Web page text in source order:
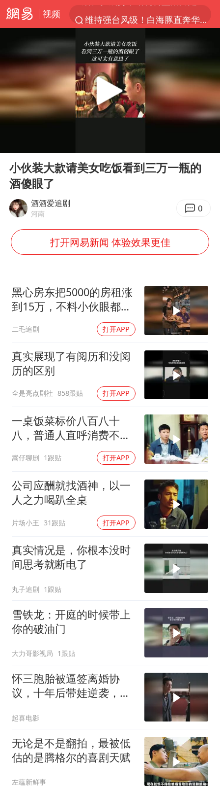
视频
陕西潼关强降雨引发土崖滑坡1人失联
陕西柞水县突发泥石流致1死2失联
“事业单位招聘不是人情买卖”
你常吃的兰州拉面要改名了
小伙靠AI减肥 45天瘦40斤进了ICU
新华社权威快报|我国编制完成新版全月地质图
中国经济展现强大韧性和活力
Play
小伙装大款请美女吃饭看到三万一瓶的
酒傻眼了
酒酒爱追剧
河南 0
打开网易新闻 体验效果更佳
黑心房东把5000的房租涨
到15万，不料小伙眼都不
二毛追剧 打开APP
真实展现了有阅历和没阅
历的区别
全是亮点剧社 858跟贴 打开APP
一桌饭菜标价八百八十
八，普通人直呼消费不
起，背后真相令人深思
嵩仔聊剧 1跟贴 打开APP
公司应酬就找酒神，以一
人之力喝趴全桌
片场小王 31跟贴 打开APP
真实情况是，你根本没时
间思考就断电了
丸子追剧 1跟贴
雪铁龙：开庭的时候带上
你的破油门
大力哥影视局 1跟贴
怀三胞胎被逼签离婚协
议，十年后带娃逆袭，前
起喜电影
无论是不是翻拍，最被低
估的是腾格尔的喜剧天赋
左蕴新鲜事